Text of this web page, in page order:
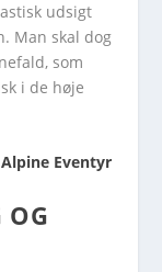
udsigt
Man skal dog
som
i de høje
Eventyr
OG